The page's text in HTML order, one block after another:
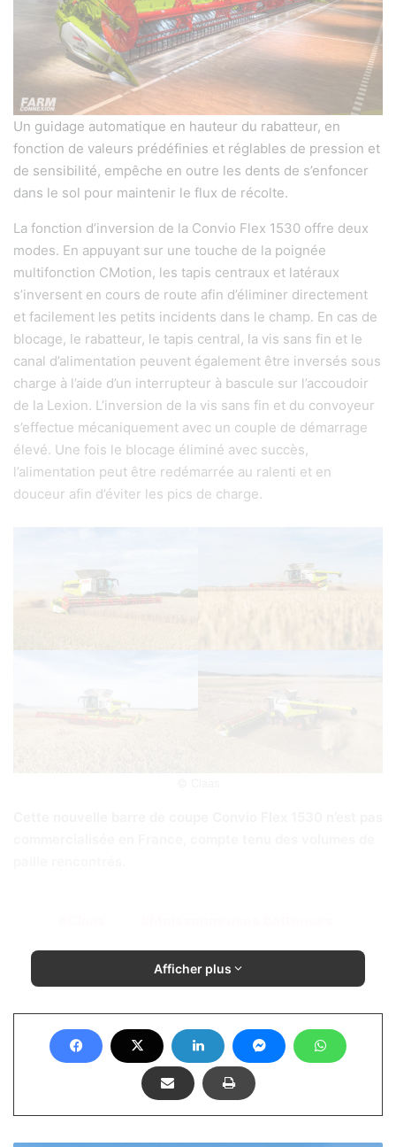
Un guidage automatique en hauteur du rabatteur, en
fonction de valeurs prédéfinies et réglables de pression et
de sensibilité, empêche en outre les dents de s’enfoncer
dans le sol pour maintenir le flux de récolte.
La fonction d’inversion de la Convio Flex 1530 offre deux
modes. En appuyant sur une touche de la poignée
multifonction CMotion, les tapis centraux et latéraux
s’inversent en cours de route afin d’éliminer directement
et facilement les petits incidents dans le champ. En cas de
blocage, le rabatteur, le tapis central, la vis sans fin et le
canal d’alimentation peuvent également être inversés sous
charge à l’aide d’un interrupteur à bascule sur l’accoudoir
de la Lexion. L’inversion de la vis sans fin et du convoyeur
s’effectue mécaniquement avec un couple de démarrage
élevé. Une fois le blocage éliminé avec succès,
l’alimentation peut être redémarrée au ralenti et en
douceur afin d’éviter les pics de charge.
Afficher plus